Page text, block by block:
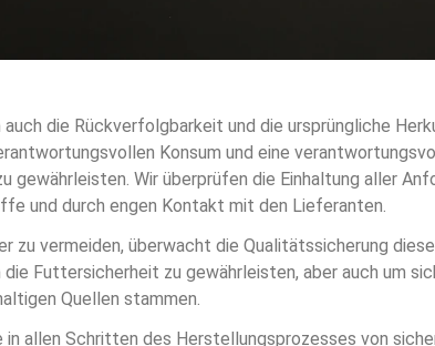
die Rückverfolgbarkeit und die ursprüngliche
Konsum und eine
Wir überprüfen die Einhaltung aller
und durch engen Kontakt mit den Lieferanten.
zu vermeiden, überwacht die Qualitätssicherung
Futtersicherheit zu gewährleisten, aber auch um
Quellen stammen.
allen Schritten des Herstellungsprozesses von